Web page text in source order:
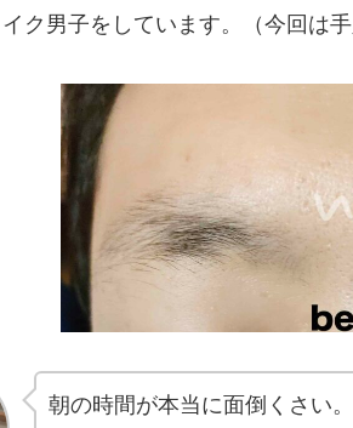
ク男子をしています。（今回は
朝の時間が本当に面倒くさい